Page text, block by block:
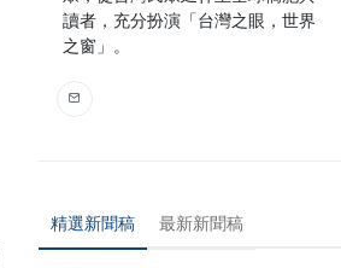
讀者，充分扮演「台灣之眼，世界
之窗」。
精選新聞稿 最新新聞稿